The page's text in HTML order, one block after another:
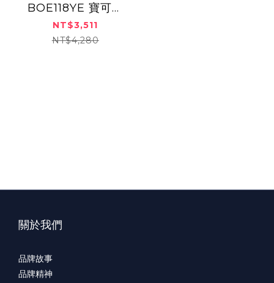
BOE118YE 寶可夢
多功能電烤盤
NT$3,511
NT$4,280
關於我們
品牌故事
品牌精神